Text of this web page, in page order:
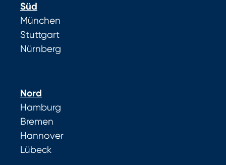
Süd
München
Stuttgart
Nürnberg
Nord
Hamburg
Bremen
Hannover
Lübeck